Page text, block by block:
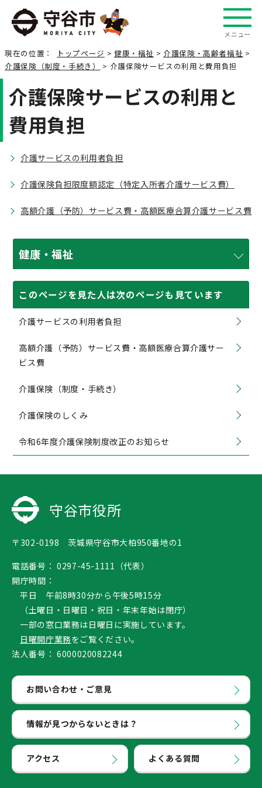
メニュー
現在の位置： トップページ > 健康・福祉 > 介護保険・高齢者福祉 >
介護保険（制度・手続き）
> 介護保険サービスの利用と費用負担
介護保険サービスの利用と
費用負担
介護サービスの利用者負担
介護保険負担限度額認定（特定入所者介護サービス費）
高額介護（予防）サービス費・高額医療合算介護サービス費
健康・福祉
このページを見た人は次のページも見ています
介護サービスの利用者負担
高額介護（予防）サービス費・高額医療合算介護サー
ビス費
介護保険（制度・手続き）
介護保険のしくみ
令和6年度介護保険制度改正のお知らせ
守谷市役所
〒302-0198 茨城県守谷市大柏950番地の1
電話番号： 0297-45-1111（代表）
開庁時間：
平日 午前8時30分から午後5時15分
（土曜日・日曜日・祝日・年末年始は閉庁）
一部の窓口業務は日曜日に実施しています。
日曜開庁業務をご覧ください。
法人番号： 6000020082244
お問い合わせ・ご意見
情報が見つからないときは？
アクセス よくある質問